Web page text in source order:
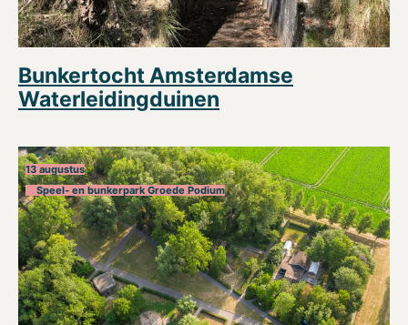
Bunkertocht Amsterdamse
Waterleidingduinen
13 augustus
Speel- en bunkerpark Groede Podium